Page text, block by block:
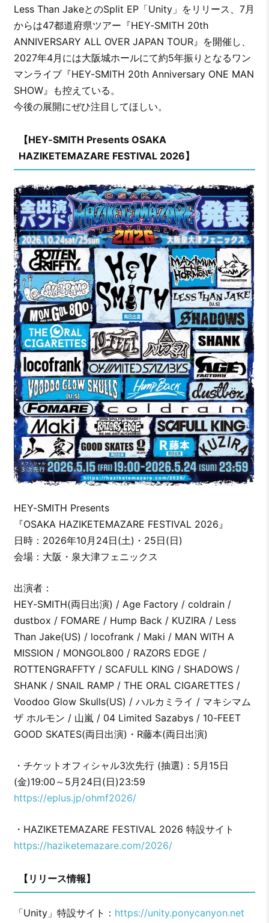
Less Than JakeとのSplit EP「Unity」をリリース、7月
からは47都道府県ツアー『HEY-SMITH 20th
ANNIVERSARY ALL OVER JAPAN TOUR』を開催し、
2027年4月には大阪城ホールにて約5年振りとなるワン
マンライブ『HEY-SMITH 20th Anniversary ONE MAN
SHOW』も控えている。
今後の展開にぜひ注目してほしい。
【HEY-SMITH Presents OSAKA
HAZIKETEMAZARE FESTIVAL 2026】
HEY-SMITH Presents
『OSAKA HAZIKETEMAZARE FESTIVAL 2026』
日時：2026年10月24日(土)・25日(日)
会場：大阪・泉大津フェニックス
出演者：
HEY-SMITH(両日出演) / Age Factory / coldrain /
dustbox / FOMARE / Hump Back / KUZIRA / Less
Than Jake(US) / locofrank / Maki / MAN WITH A
MISSION / MONGOL800 / RAZORS EDGE /
ROTTENGRAFFTY / SCAFULL KING / SHADOWS /
SHANK / SNAIL RAMP / THE ORAL CIGARETTES /
Voodoo Glow Skulls(US) / ハルカミライ / マキシマム
ザ ホルモン / 山嵐 / 04 Limited Sazabys / 10-FEET
GOOD SKATES(両日出演)・R藤本(両日出演)
・チケットオフィシャル3次先行 (抽選)：5月15日
(金)19:00～5月24日(日)23:59
https://eplus.jp/ohmf2026/
・HAZIKETEMAZARE FESTIVAL 2026 特設サイト
https://haziketemazare.com/2026/
【リリース情報】
「Unity」特設サイト： https://unity.ponycanyon.net